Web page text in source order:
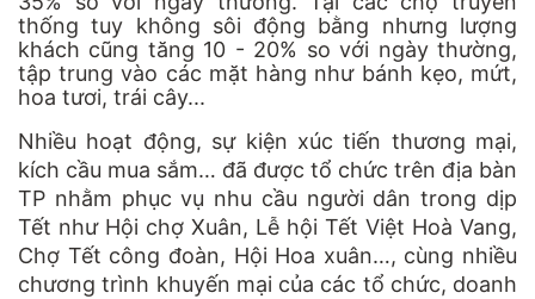
thống tuy không sôi động bằng nhưng lượng
khách cũng tăng 10 - 20% so với ngày thường,
tập trung vào các mặt hàng như bánh kẹo, mứt,
hoa tươi, trái cây...
Nhiều hoạt động, sự kiện xúc tiến thương mại,
kích cầu mua sắm… đã được tổ chức trên địa bàn
TP nhằm phục vụ nhu cầu người dân trong dịp
Tết như Hội chợ Xuân, Lễ hội Tết Việt Hoà Vang,
Chợ Tết công đoàn, Hội Hoa xuân…, cùng nhiều
chương trình khuyến mại của các tổ chức, doanh